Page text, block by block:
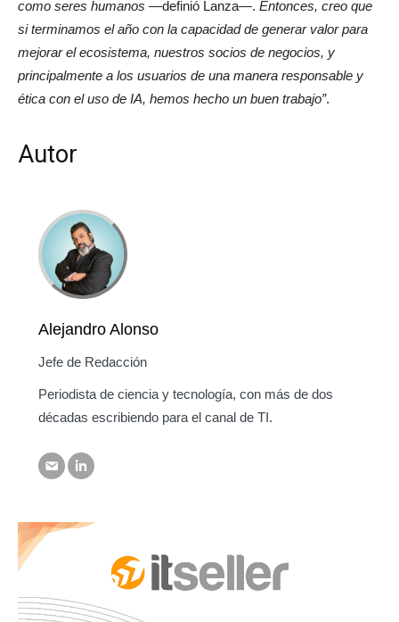
como seres humanos —definió Lanza—. Entonces, creo que
si terminamos el año con la capacidad de generar valor para
mejorar el ecosistema, nuestros socios de negocios, y
principalmente a los usuarios de una manera responsable y
ética con el uso de IA, hemos hecho un buen trabajo”.
Autor
Alejandro Alonso
Jefe de Redacción
Periodista de ciencia y tecnología, con más de dos
décadas escribiendo para el canal de TI.